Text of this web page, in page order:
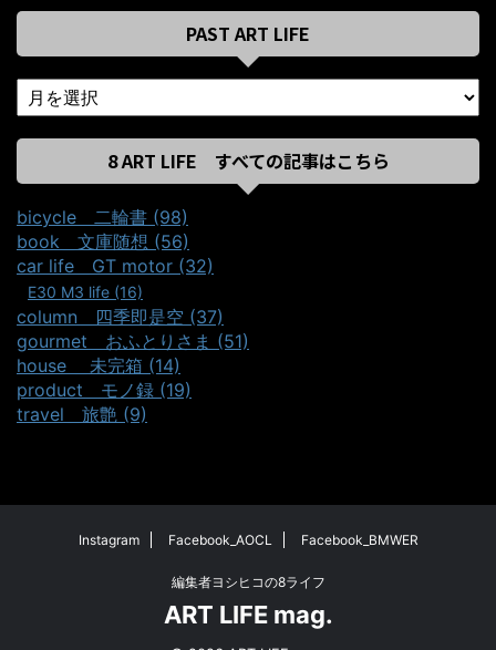
PAST ART LIFE
8 ART LIFE すべての記事はこちら
bicycle＿二輪書 (98)
book＿文庫随想 (56)
car life＿GT motor (32)
E30 M3 life (16)
column＿四季即是空 (37)
gourmet＿おふとりさま (51)
house ＿未完箱 (14)
product＿モノ録 (19)
travel＿旅艶 (9)
Instagram Facebook_AOCL Facebook_BMWER
編集者ヨシヒコの8ライフ
ART LIFE mag.